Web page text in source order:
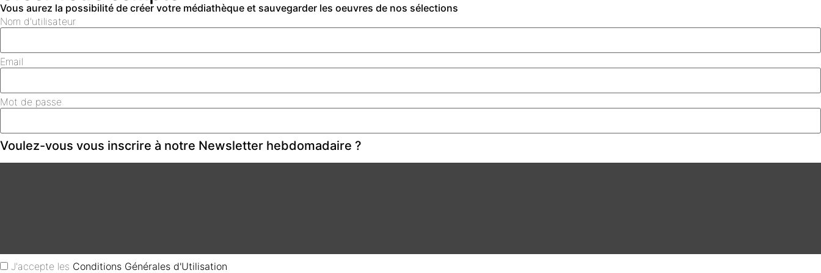
Vous aurez la possibilité de créer votre médiathèque et sauvegarder les oeuvres de nos sélections
Nom d'utilisateur
Email
Mot de passe
Voulez-vous vous inscrire à notre Newsletter hebdomadaire ?
J'accepte les Conditions Générales d'Utilisation